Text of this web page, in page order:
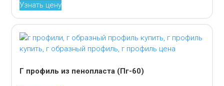
Узнать цену
Г профиль из пенопласта (Пг-60)